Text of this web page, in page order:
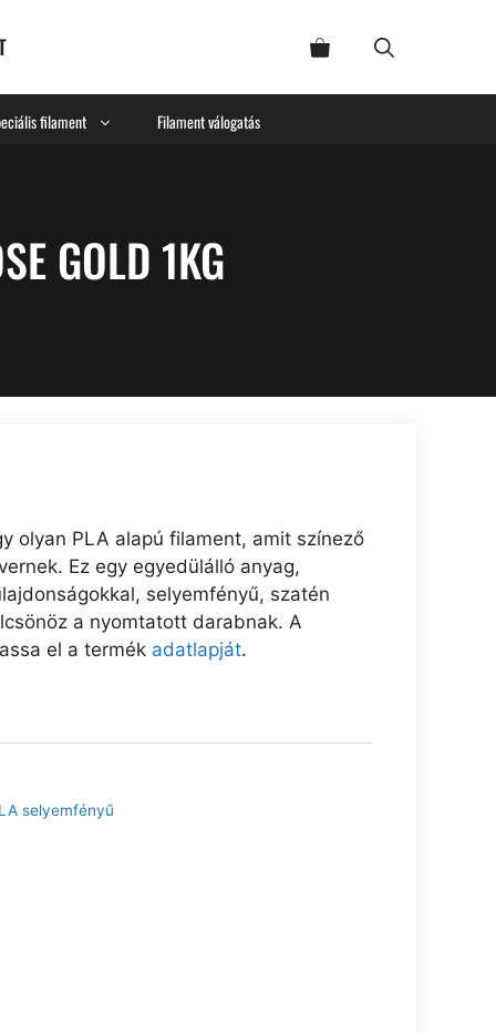
filament Filament válogatás
GOLD 1KG
olyan PLA alapú filament, amit színező
Ez egy egyedülálló anyag,
selyemfényű, szatén
a nyomtatott darabnak. A
el a termék adatlapját.
selyemfényű